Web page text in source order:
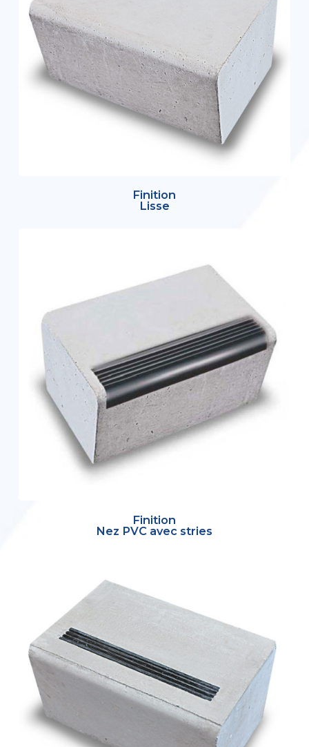
Finition
Lisse
Finition
Nez PVC avec stries